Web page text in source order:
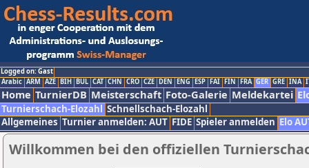
Logged on: Gast
Arabic ARM AZE BIH BUL CAT CHN CRO CZE DEN ENG ESP FAI FIN FRA GER GRE INA
Home TurnierDB Meisterschaft Foto-Galerie Meldekartei
Turnierschach-Elozahl Schnellschach-Elozahl
Allgemeines Turnier anmelden: AUT FIDE Spieler anmelden Elo
Willkommen bei den offiziellen